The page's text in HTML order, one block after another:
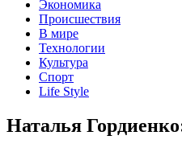
Экономика
Происшествия
В мире
Технологии
Культура
Спорт
Life Style
Наталья